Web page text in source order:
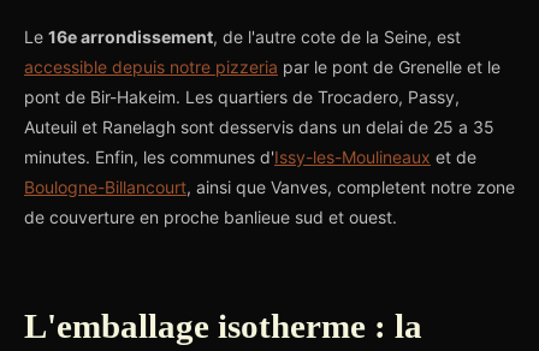
Le 16e arrondissement, de l'autre cote de la Seine, est
accessible depuis notre pizzeria par le pont de Grenelle et le
pont de Bir-Hakeim. Les quartiers de Trocadero, Passy,
Auteuil et Ranelagh sont desservis dans un delai de 25 a 35
minutes. Enfin, les communes d'Issy-les-Moulineaux et de
Boulogne-Billancourt, ainsi que Vanves, completent notre zone
de couverture en proche banlieue sud et ouest.
L'emballage isotherme : la